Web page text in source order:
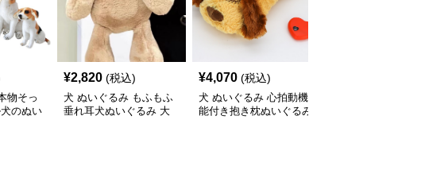
物そっ
のぬい
¥2,820 (税込)
犬 ぬいぐるみ もふもふ
垂れ耳犬ぬいぐるみ 大
¥4,070 (税込)
犬 ぬいぐるみ 心拍動機
能付き抱き枕ぬいぐるみ